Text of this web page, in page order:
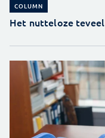
COLUMN
Het nutteloze teveel